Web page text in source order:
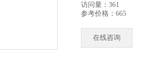
访问量：361
参考价格：665
在线咨询